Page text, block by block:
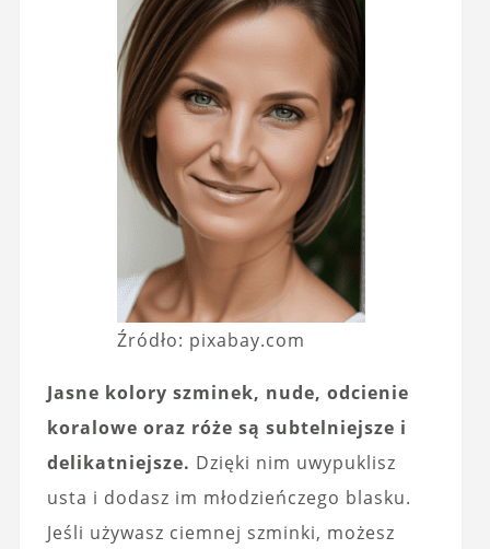
Źródło: pixabay.com
Jasne kolory szminek, nude, odcienie
koralowe oraz róże są subtelniejsze i
delikatniejsze. Dzięki nim uwypuklisz
usta i dodasz im młodzieńczego blasku.
Jeśli używasz ciemnej szminki, możesz